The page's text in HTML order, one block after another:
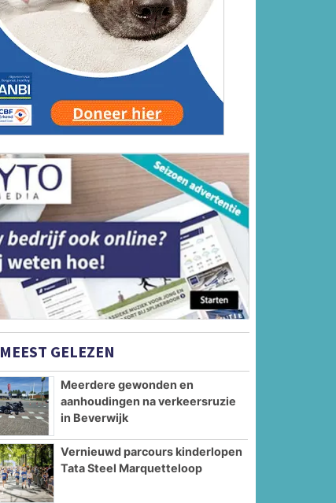
MEEST GELEZEN
Meerdere gewonden en
aanhoudingen na verkeersruzie
in Beverwijk
Vernieuwd parcours kinderlopen
Tata Steel Marquetteloop